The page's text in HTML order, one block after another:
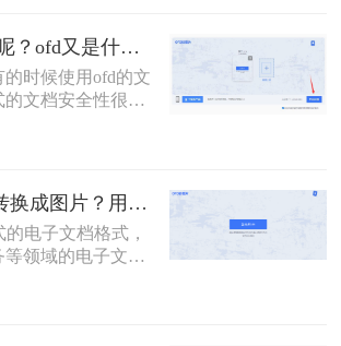
要转换成图片，而
图片呢？下面告诉
ofd如何转换jpg呢？ofd又是什么？
时候使用ofd的文
文档安全性很
文档无法进行编
图片形式，但是
什么，又不知道哪
荐转转大师，来
怎样将ofd文件转换成图片？用哪个软件比较好？
电子文档格式，
领域的电子文档
候需要将OFD文
以便更方便地分